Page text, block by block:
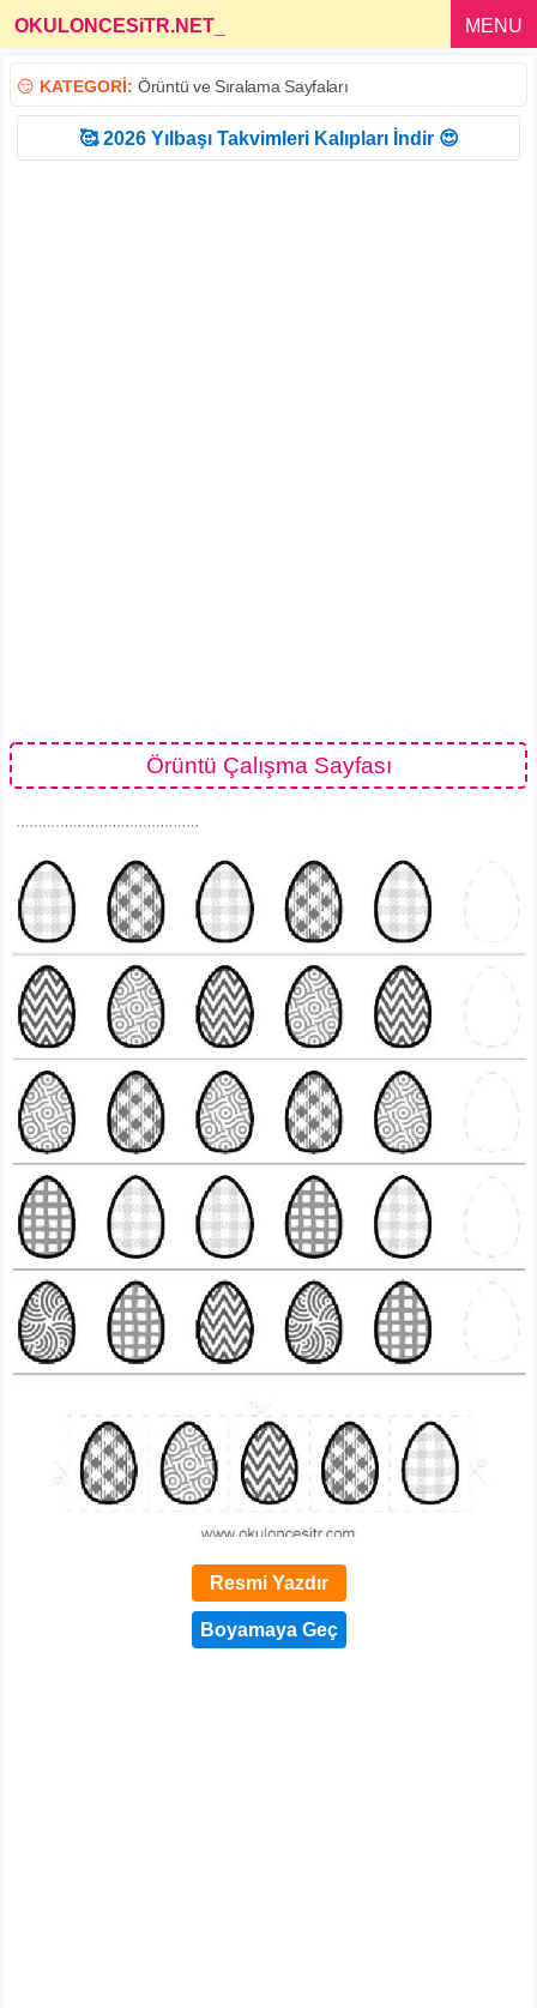
OKULONCESiTR.NET MENU
😏 KATEGORİ: Örüntü ve Sıralama Sayfaları
🥰 2026 Yılbaşı Takvimleri Kalıpları İndir 😍
Örüntü Çalışma Sayfası
Resmi Yazdır